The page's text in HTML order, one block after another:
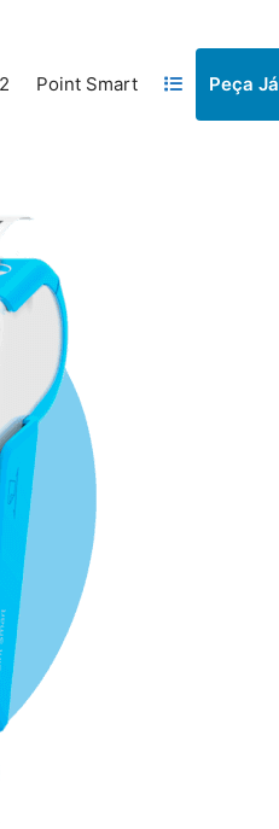
Point Smart Peça Já